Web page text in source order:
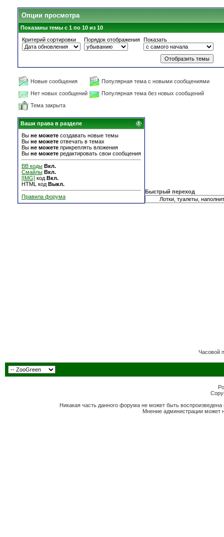
Опции просмотра
Показаны темы с 1 по 10 из 10
Критерий сортировки
Порядок отображения Показать
Новые сообщения
Популярная тема с новыми сообщениями
Нет новых сообщений
Популярная тема без новых сообщений
Тема закрыта
Ваши права в разделе
Вы не можете создавать новые темы
Вы не можете отвечать в темах
Вы не можете прикреплять вложения
Вы не можете редактировать свои сообщения
BB коды Вкл.
Смайлы Вкл.
[IMG] код Вкл.
HTML код Выкл.
Правила форума
Быстрый переход
Часовой
Никакая часть данного форума не может быть
Мнение администрации может